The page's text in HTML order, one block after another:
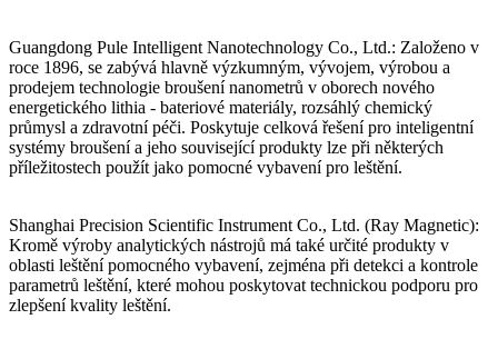
Guangdong Pule Intelligent Nanotechnology Co., Ltd.: Založeno v
roce 1896, se zabývá hlavně výzkumným, vývojem, výrobou a
prodejem technologie broušení nanometrů v oborech nového
energetického lithia - bateriové materiály, rozsáhlý chemický
průmysl a zdravotní péči. Poskytuje celková řešení pro inteligentní
systémy broušení a jeho související produkty lze při některých
příležitostech použít jako pomocné vybavení pro leštění.
Shanghai Precision Scientific Instrument Co., Ltd. (Ray Magnetic):
Kromě výroby analytických nástrojů má také určité produkty v
oblasti leštění pomocného vybavení, zejména při detekci a kontrole
parametrů leštění, které mohou poskytovat technickou podporu pro
zlepšení kvality leštění.